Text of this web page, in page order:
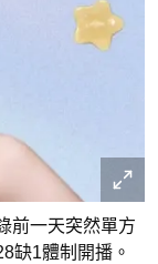
前一天突然單方
缺1體制開播。